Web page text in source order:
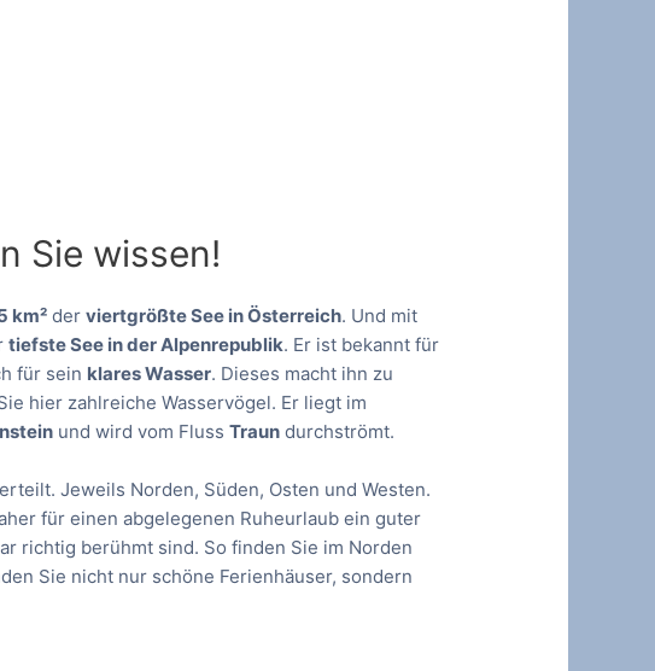
Sie wissen!
km²der viertgrößte See in Österreich. Und mit
tiefste See in der Alpenrepublik. Er ist bekannt für
für sein klares Wasser. Dieses macht ihn zu
hier zahlreiche Wasservögel. Er liegt im
und wird vom Fluss Traundurchströmt.
Jeweils Norden, Süden, Osten und Westen.
für einen abgelegenen Ruheurlaub ein guter
richtig berühmt sind. So finden Sie im Norden
Sie nicht nur schöne Ferienhäuser, sondern